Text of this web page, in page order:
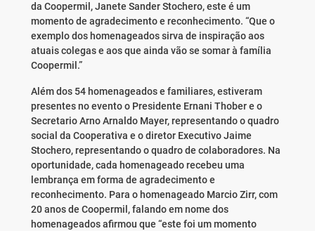
da Coopermil, Janete Sander Stochero, este é um
momento de agradecimento e reconhecimento. “Que o
exemplo dos homenageados sirva de inspiração aos
atuais colegas e aos que ainda vão se somar à família
Coopermil.”
Além dos 54 homenageados e familiares, estiveram
presentes no evento o Presidente Ernani Thober e o
Secretario Arno Arnaldo Mayer, representando o quadro
social da Cooperativa e o diretor Executivo Jaime
Stochero, representando o quadro de colaboradores. Na
oportunidade, cada homenageado recebeu uma
lembrança em forma de agradecimento e
reconhecimento. Para o homenageado Marcio Zirr, com
20 anos de Coopermil, falando em nome dos
homenageados afirmou que “este foi um momento